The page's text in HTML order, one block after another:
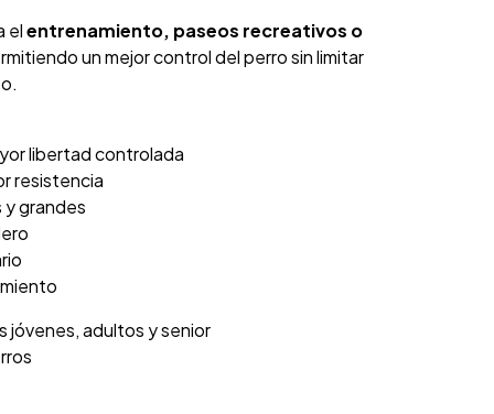
elentrenamiento, paseos recreativos o
un mejor control del perro sin limitar
libertad controlada
resistencia
y grandes
jóvenes, adultos y senior